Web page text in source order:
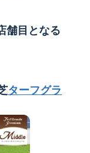
舗目となる
ターフグラ